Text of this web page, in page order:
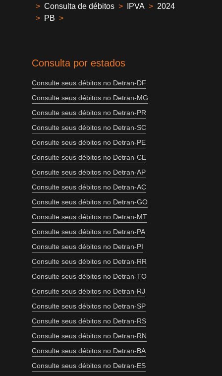
> Consulta de débitos > IPVA > 2024
> PB >
Consulta por estados
Consulte seus débitos no Detran-DF
Consulte seus débitos no Detran-MG
Consulte seus débitos no Detran-PR
Consulte seus débitos no Detran-SC
Consulte seus débitos no Detran-PE
Consulte seus débitos no Detran-CE
Consulte seus débitos no Detran-AP
Consulte seus débitos no Detran-AC
Consulte seus débitos no Detran-GO
Consulte seus débitos no Detran-MT
Consulte seus débitos no Detran-PA
Consulte seus débitos no Detran-PI
Consulte seus débitos no Detran-RR
Consulte seus débitos no Detran-TO
Consulte seus débitos no Detran-RJ
Consulte seus débitos no Detran-SP
Consulte seus débitos no Detran-RS
Consulte seus débitos no Detran-RN
Consulte seus débitos no Detran-BA
Consulte seus débitos no Detran-ES